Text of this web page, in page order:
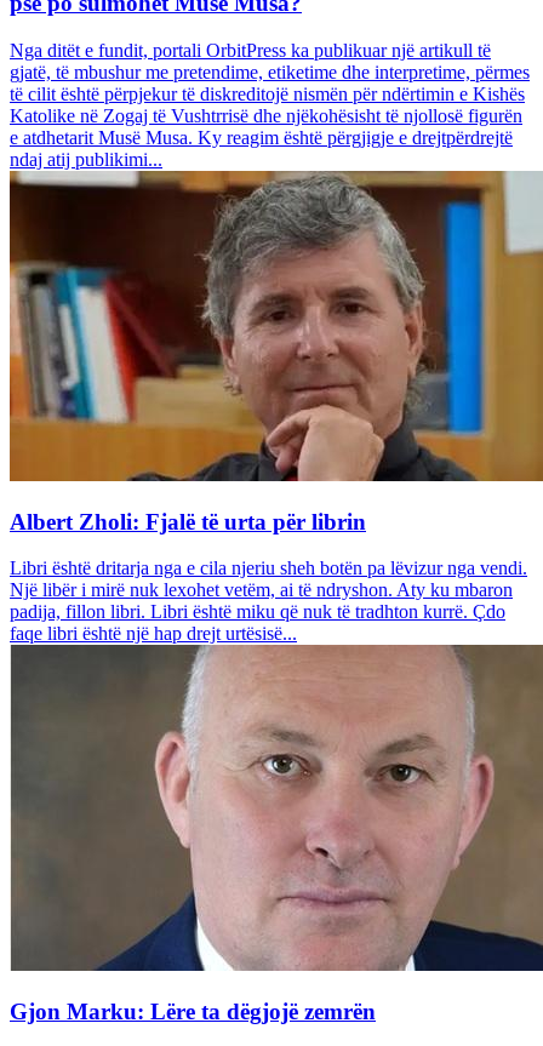
Nga ditët e fundit, portali OrbitPress ka publikuar një artikull të
gjatë, të mbushur me pretendime, etiketime dhe interpretime, përmes
të cilit është përpjekur të diskreditojë nismën për ndërtimin e Kishës
Katolike në Zogaj të Vushtrrisë dhe njëkohësisht të njollosë figurën
e atdhetarit Musë Musa. Ky reagim është përgjigje e drejtpërdrejtë
ndaj atij publikimi...
Albert Zholi: Fjalë të urta për librin
Libri është dritarja nga e cila njeriu sheh botën pa lëvizur nga vendi.
Një libër i mirë nuk lexohet vetëm, ai të ndryshon. Aty ku mbaron
padija, fillon libri. Libri është miku që nuk të tradhton kurrë. Çdo
faqe libri është një hap drejt urtësisë...
Gjon Marku: Lëre ta dëgjojë zemrën